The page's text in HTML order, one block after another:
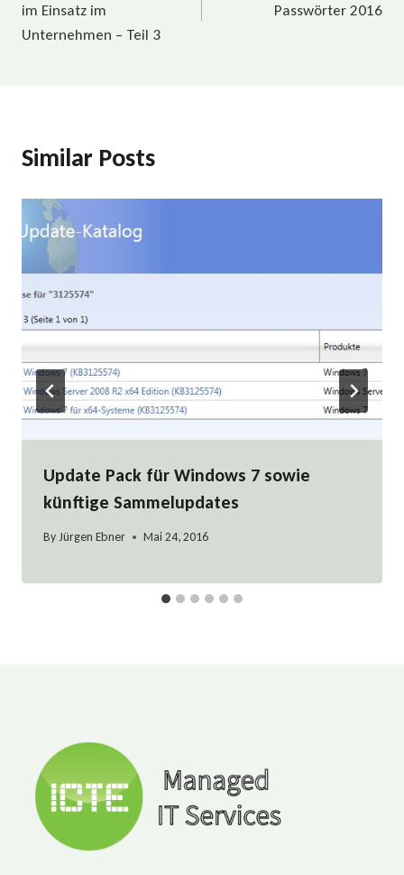
im Einsatz im
Unternehmen – Teil 3
Passwörter 2016
Similar Posts
Update Pack für Windows 7 sowie
künftige Sammelupdates
ByJürgen Ebner Mai 24, 2016